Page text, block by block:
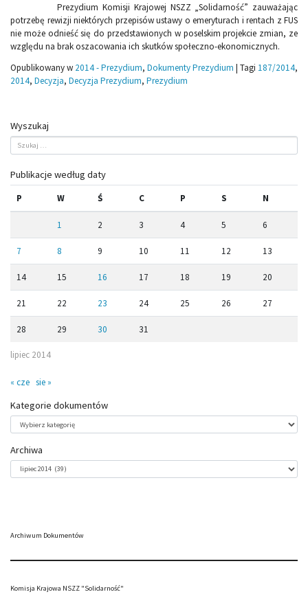
Prezydium Komisji Krajowej NSZZ „Solidarność” zauważając
potrzebę rewizji niektórych przepisów ustawy o emeryturach i rentach z FUS
nie może odnieść się do przedstawionych w poselskim projekcie zmian, ze
względu na brak oszacowania ich skutków społeczno-ekonomicznych.
Opublikowany w 2014 - Prezydium, Dokumenty Prezydium | Tagi 187/2014,
2014, Decyzja, Decyzja Prezydium, Prezydium
Wyszukaj
Publikacje według daty
lipiec 2014
P W Ś C P S N
1 2 3 4 5 6
7 8 9 10 11 12 13
14 15 16 17 18 19 20
21 22 23 24 25 26 27
28 29 30 31
« cze sie »
Kategorie dokumentów
Kategorie
dokumentów
Archiwa
Archiwa
Archiwum Dokumentów
Komisja Krajowa NSZZ "Solidarność"